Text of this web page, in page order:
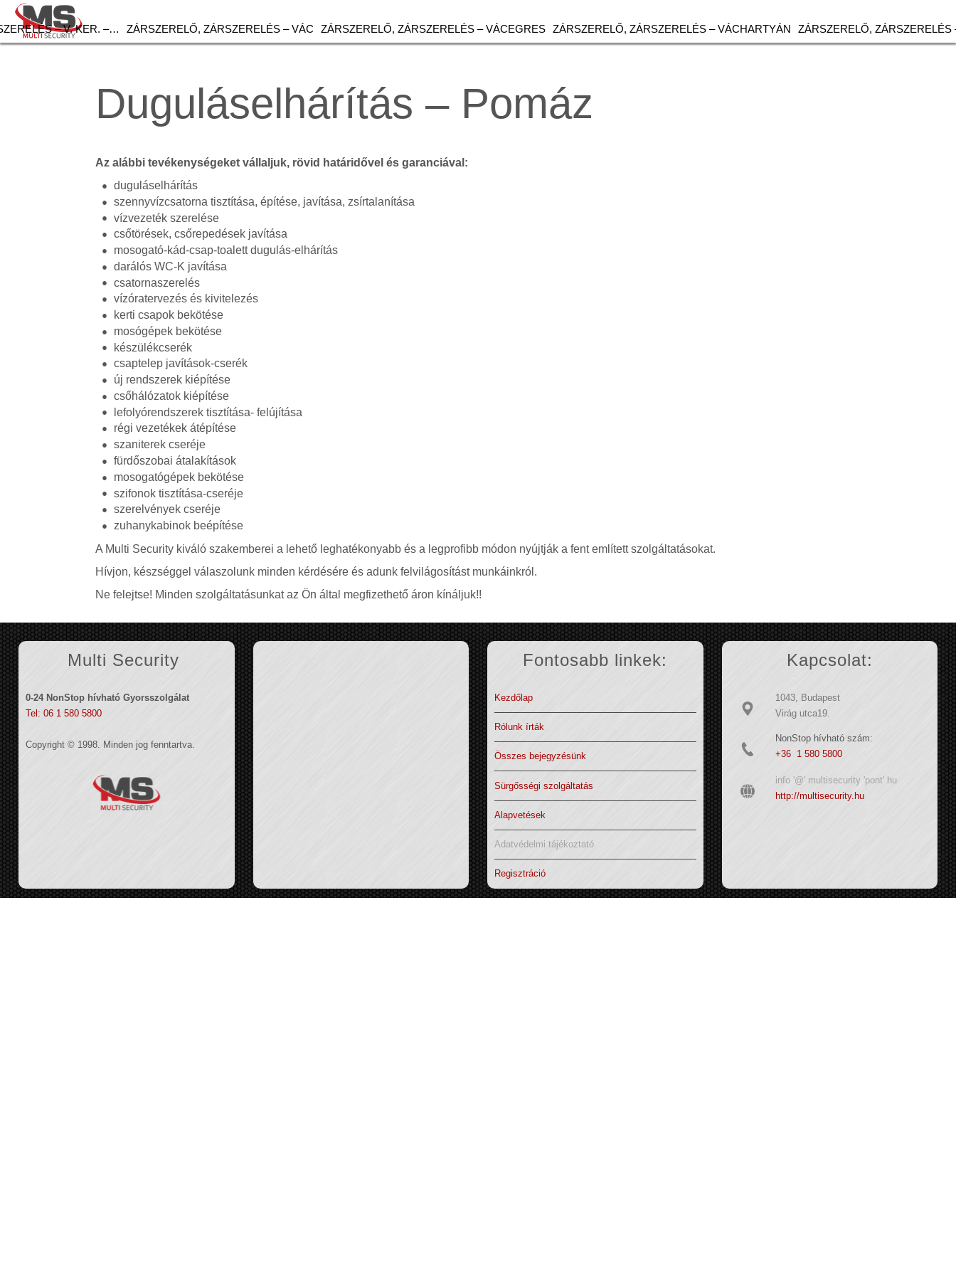
– V. KER. –… ZÁRSZERELŐ, ZÁRSZERELÉS – VÁC ZÁRSZERELŐ, ZÁRSZERELÉS – VÁCEGRES ZÁRSZERELŐ, ZÁRSZERELÉS – VÁCHARTYÁN ZÁRSZERELŐ, ZÁRSZERELÉS
Duguláselhárítás – Pomáz
Az alábbi tevékenységeket vállaljuk, rövid határidővel és garanciával:
duguláselhárítás
szennyvízcsatorna tisztítása, építése, javítása, zsírtalanítása
vízvezeték szerelése
csőtörések, csőrepedések javítása
mosogató-kád-csap-toalett dugulás-elhárítás
darálós WC-K javítása
csatornaszerelés
vízóratervezés és kivitelezés
kerti csapok bekötése
mosógépek bekötése
készülékcserék
csaptelep javítások-cserék
új rendszerek kiépítése
csőhálózatok kiépítése
lefolyórendszerek tisztítása- felújítása
régi vezetékek átépítése
szaniterek cseréje
fürdőszobai átalakítások
mosogatógépek bekötése
szifonok tisztítása-cseréje
szerelvények cseréje
zuhanykabinok beépítése
A Multi Security kiváló szakemberei a lehető leghatékonyabb és a legprofibb módon nyújtják a fent említett szolgáltatásokat.
Hívjon, készséggel válaszolunk minden kérdésére és adunk felvilágosítást munkáinkról.
Ne felejtse! Minden szolgáltatásunkat az Ön által megfizethető áron kínáljuk!!
Multi Security
0-24 NonStop hívható Gyorsszolgálat
Tel: 06 1 580 5800
Copyright © 1998. Minden jog fenntartva.
Fontosabb linkek:
Kezdőlap
Rólunk írták
Összes bejegyzésünk
Sürgősségi szolgáltatás
Alapvetések
Adatvédelmi tájékoztató
Regisztráció
Kapcsolat:
1043, Budapest
Virág utca19.
NonStop hívható szám:
+36 1 580 5800
info '@' multisecurity 'pont' hu
http://multisecurity.hu